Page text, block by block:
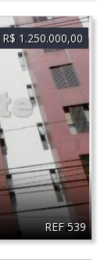
REF 539
R$ 1.250.000,00